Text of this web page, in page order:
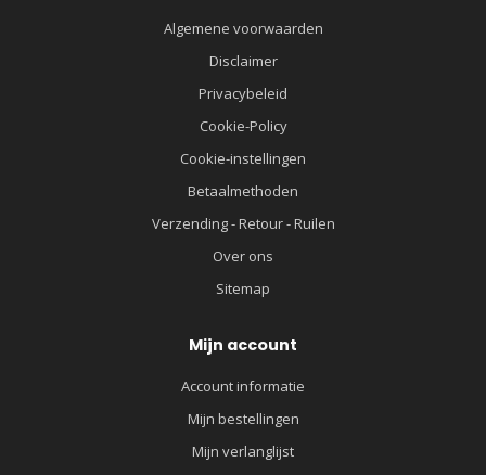
Algemene voorwaarden
Disclaimer
Privacybeleid
Cookie-Policy
Cookie-instellingen
Betaalmethoden
Verzending - Retour - Ruilen
Over ons
Sitemap
Mijn account
Account informatie
Mijn bestellingen
Mijn verlanglijst